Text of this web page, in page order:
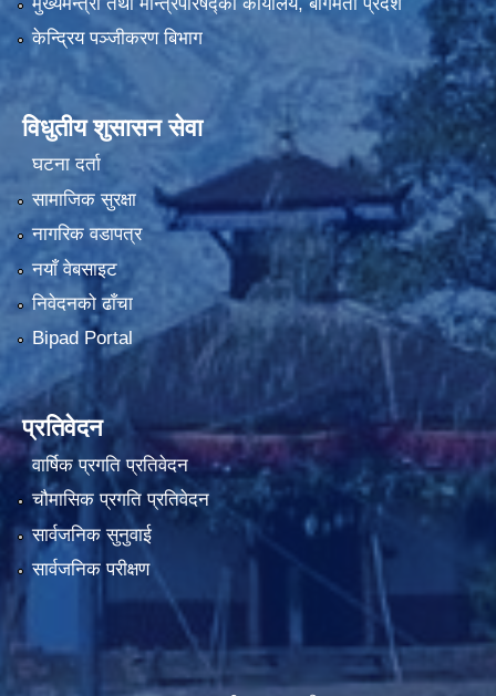
केन्द्रिय पञ्जीकरण बिभाग
विधुतीय शुसासन सेवा
घटना दर्ता
सामाजिक सुरक्षा
नागरिक वडापत्र
नयाँ वेबसाइट
निवेदनको ढाँचा
Bipad Portal
प्रतिवेदन
वार्षिक प्रगति प्रतिवेदन
चौमासिक प्रगति प्रतिवेदन
सार्वजनिक सुनुवाई
सार्वजनिक परीक्षण